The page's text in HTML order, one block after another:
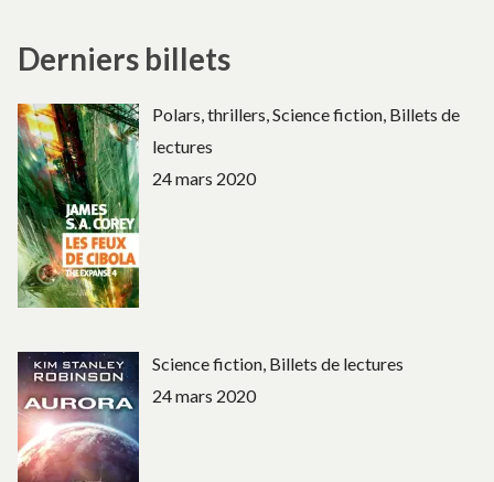
Derniers billets
Polars, thrillers, Science fiction, Billets de
lectures
24 mars 2020
Science fiction, Billets de lectures
24 mars 2020